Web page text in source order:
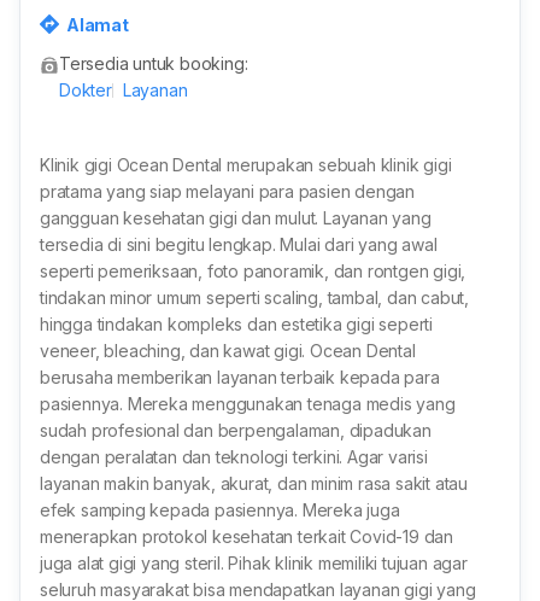
Alamat
Tersedia untuk booking:
Dokter Layanan
Klinik gigi Ocean Dental merupakan sebuah klinik gigi
pratama yang siap melayani para pasien dengan
gangguan kesehatan gigi dan mulut. Layanan yang
tersedia di sini begitu lengkap. Mulai dari yang awal
seperti pemeriksaan, foto panoramik, dan rontgen gigi,
tindakan minor umum seperti scaling, tambal, dan cabut,
hingga tindakan kompleks dan estetika gigi seperti
veneer, bleaching, dan kawat gigi. Ocean Dental
berusaha memberikan layanan terbaik kepada para
pasiennya. Mereka menggunakan tenaga medis yang
sudah profesional dan berpengalaman, dipadukan
dengan peralatan dan teknologi terkini. Agar varisi
layanan makin banyak, akurat, dan minim rasa sakit atau
efek samping kepada pasiennya. Mereka juga
menerapkan protokol kesehatan terkait Covid-19 dan
juga alat gigi yang steril. Pihak klinik memiliki tujuan agar
seluruh masyarakat bisa mendapatkan layanan gigi yang